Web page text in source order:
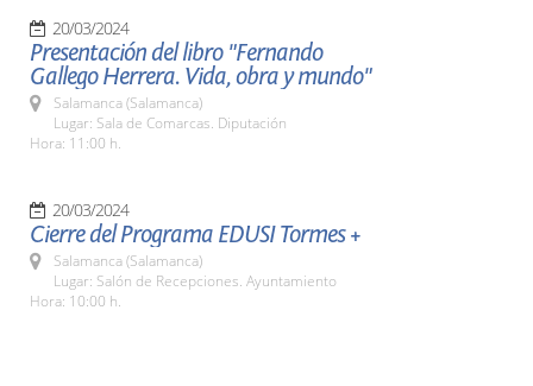
20/03/2024
Presentación del libro "Fernando
Gallego Herrera. Vida, obra y mundo"
Salamanca (Salamanca)
Lugar: Sala de Comarcas. Diputación
Hora: 11:00 h.
20/03/2024
Cierre del Programa EDUSI Tormes +
Salamanca (Salamanca)
Lugar: Salón de Recepciones. Ayuntamiento
Hora: 10:00 h.